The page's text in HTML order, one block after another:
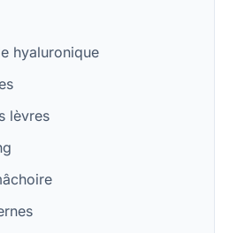
hyaluronique
lèvres